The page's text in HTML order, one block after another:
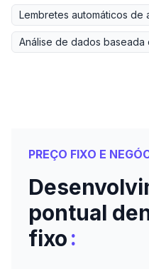
Lembretes automáticos de
Análise de dados baseada
PREÇO FIXO E
pontual
fixo: